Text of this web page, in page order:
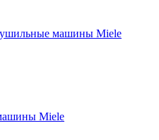
машины Miele
Miele